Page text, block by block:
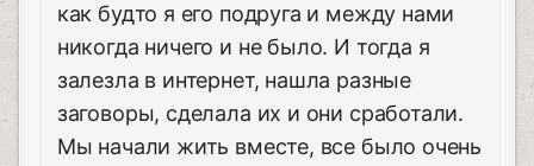
как будто я его подруга и между нами
никогда ничего и не было. И тогда я
залезла в интернет, нашла разные
заговоры, сделала их и они сработали.
Мы начали жить вместе, все было очень